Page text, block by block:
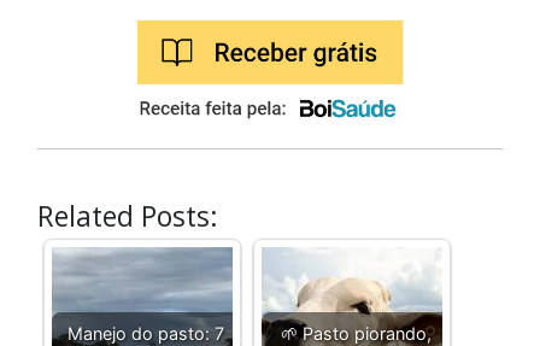
Related Posts:
Manejo do pasto: 7
🌱 Pasto piorando,